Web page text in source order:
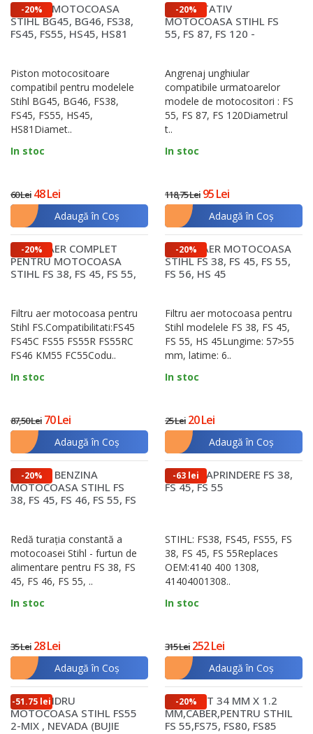
Printre cele mai importante se numără lamele și
capetele cu fir care asigură funcționarea continuă,
bujiile și filtrele pentru eficiența motorului și
purificarea aerului și carburantului, dar și
carburatoarele
, esențiali pentru
alimentarea și funcționarea generală a motorului.
prelungirea duratei de viață a motocoasei,
evitarea costurilor mari de reparație și
menținerea performanței, chiar și în condiții de
lucru dificile.
Principalele categorii de piese
Piesele de motocoasă sunt organizate în funcție
de rolul lor în echipament:
cuprinde discuri, lame și
tăiere.
Motorul:include pistoane, cilindri și rulmenți,
piese critice pentru funcționare și putere.
Sistemul de alimentare: carburatoarele și
filtrele de aer și combustibil mențin motorul
curat și eficient.
Componente auxiliare:
În special pentru sistemul de tăiere, este
recomandat să alegi discuri și lame din materiale
rapidă a firului, economisind astfel timp în timpul
lucrului.
Cum alegi corect piesele pentru
motocoasa ta
-20%
PISTON MOTOCOASA
STIHL BG45, BG46, FS38,
FS45, FS55, HS45, HS81
Piston motocositoare
compatibil pentru modelele
Stihl BG45, BG46, FS38,
FS45, FS55, HS45,
HS81Diamet..
In stoc
60 Lei 48 Lei
Adaugă în Coş
-20%
CAP ROTATIV
MOTOCOASA STIHL FS
55, FS 87, FS 120 -
Angrenaj unghiular
compatibile urmatoarelor
modele de motocositori : FS
55, FS 87, FS 120Diametrul
t..
In stoc
118,75 Lei 95 Lei
Adaugă în Coş
-20%
FILTRU AER COMPLET
PENTRU MOTOCOASA
STIHL FS 38, FS 45, FS 55,
Filtru aer motocoasa pentru
Stihl FS.Compatibilitati:FS45
FS45C FS55 FS55R FS55RC
FS46 KM55 FC55Codu..
In stoc
87,50 Lei 70 Lei
Adaugă în Coş
-20%
FILTRU AER MOTOCOASA
STIHL FS 38, FS 45, FS 55,
FS 56, HS 45
Filtru aer motocoasa pentru
Stihl modelele FS 38, FS 45,
FS 55, HS 45Lungime: 57>55
mm, latime: 6..
In stoc
25 Lei 20 Lei
Adaugă în Coş
-20%
FURTUN BENZINA
MOTOCOASA STIHL FS
38, FS 45, FS 46, FS 55, FS
Redă turația constantă a
motocoasei Stihl - furtun de
alimentare pentru FS 38, FS
45, FS 46, FS 55, ..
In stoc
35 Lei 28 Lei
Adaugă în Coş
-63 lei
BOBINA APRINDERE FS 38,
FS 45, FS 55
STIHL: FS38, FS45, FS55, FS
38, FS 45, FS 55Replaces
OEM:4140 400 1308,
41404001308..
In stoc
315 Lei 252 Lei
Adaugă în Coş
-51.75 lei
KIT CILINDRU
MOTOCOASA STIHL FS55
2-MIX , NEVADA (BUJIE
-20%
SEGMENT 34 MM X 1.2
MM,CABER,PENTRU STHIL
FS 55,FS75, FS80, FS85